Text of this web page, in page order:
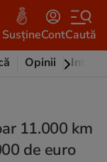
SusțineContCaută
Opinii
11.000 km
de euro